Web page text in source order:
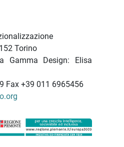
Torino
Gamma Design: Elisa
Fax +39 011 6965456